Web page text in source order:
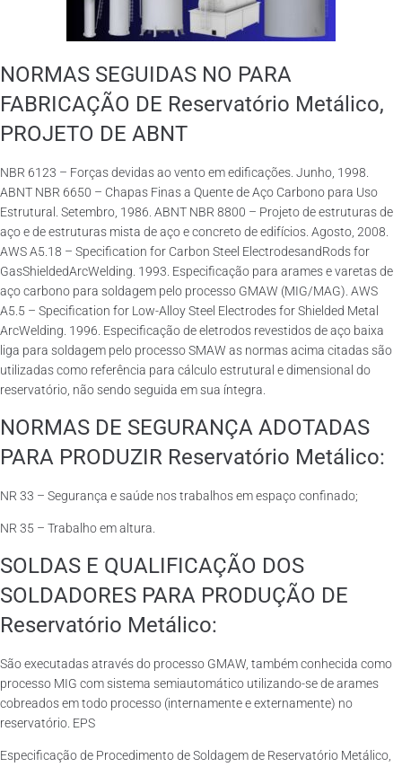
NORMAS SEGUIDAS NO PARA
FABRICAÇÃO DE Reservatório Metálico,
PROJETO DE ABNT
NBR 6123 – Forças devidas ao vento em edificações. Junho, 1998.
ABNT NBR 6650 – Chapas Finas a Quente de Aço Carbono para Uso
Estrutural. Setembro, 1986. ABNT NBR 8800 – Projeto de estruturas de
aço e de estruturas mista de aço e concreto de edifícios. Agosto, 2008.
AWS A5.18 – Specification for Carbon Steel ElectrodesandRods for
GasShieldedArcWelding. 1993. Especificação para arames e varetas de
aço carbono para soldagem pelo processo GMAW (MIG/MAG). AWS
A5.5 – Specification for Low-Alloy Steel Electrodes for Shielded Metal
ArcWelding. 1996. Especificação de eletrodos revestidos de aço baixa
liga para soldagem pelo processo SMAW as normas acima citadas são
utilizadas como referência para cálculo estrutural e dimensional do
reservatório, não sendo seguida em sua íntegra.
NORMAS DE SEGURANÇA ADOTADAS
PARA PRODUZIR Reservatório Metálico:
NR 33 – Segurança e saúde nos trabalhos em espaço confinado;
NR 35 – Trabalho em altura.
SOLDAS E QUALIFICAÇÃO DOS
SOLDADORES PARA PRODUÇÃO DE
Reservatório Metálico:
São executadas através do processo GMAW, também conhecida como
processo MIG com sistema semiautomático utilizando-se de arames
cobreados em todo processo (internamente e externamente) no
reservatório. EPS
Especificação de Procedimento de Soldagem de Reservatório Metálico,